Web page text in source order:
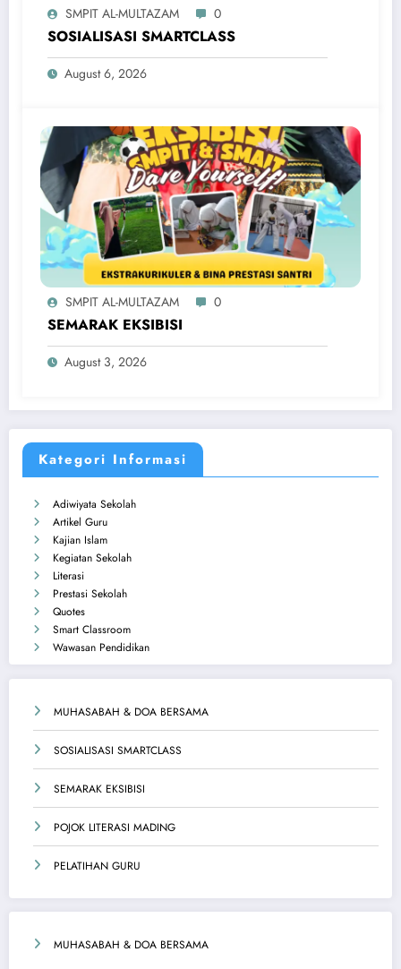
Kategori Informasi
Adiwiyata Sekolah
Artikel Guru
Kajian Islam
Kegiatan Sekolah
Literasi
Prestasi Sekolah
Quotes
Smart Classroom
Wawasan Pendidikan
SMPIT AL-MULTAZAM 0
SOSIALISASI SMARTCLASS
August 6, 2026
SMPIT AL-MULTAZAM 0
SEMARAK EKSIBISI
August 3, 2026
MUHASABAH & DOA BERSAMA
SOSIALISASI SMARTCLASS
SEMARAK EKSIBISI
POJOK LITERASI MADING
PELATIHAN GURU
MUHASABAH & DOA BERSAMA